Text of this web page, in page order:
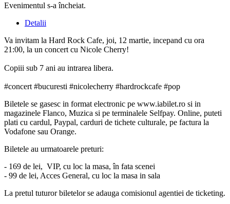
Evenimentul s-a încheiat.
Detalii
Va invitam la Hard Rock Cafe, joi, 12 martie, incepand cu ora
21:00, la un concert cu Nicole Cherry!
Copiii sub 7 ani au intrarea libera.
#concert #bucuresti #nicolecherry #hardrockcafe #pop
Biletele se gasesc in format electronic pe www.iabilet.ro si in
magazinele Flanco, Muzica si pe terminalele Selfpay. Online, puteti
plati cu cardul, Paypal, carduri de tichete culturale, pe factura la
Vodafone sau Orange.
Biletele au urmatoarele preturi:
- 169 de lei, VIP, cu loc la masa, în fata scenei
- 99 de lei, Acces General, cu loc la masa in sala
La pretul tuturor biletelor se adauga comisionul agentiei de ticketing.